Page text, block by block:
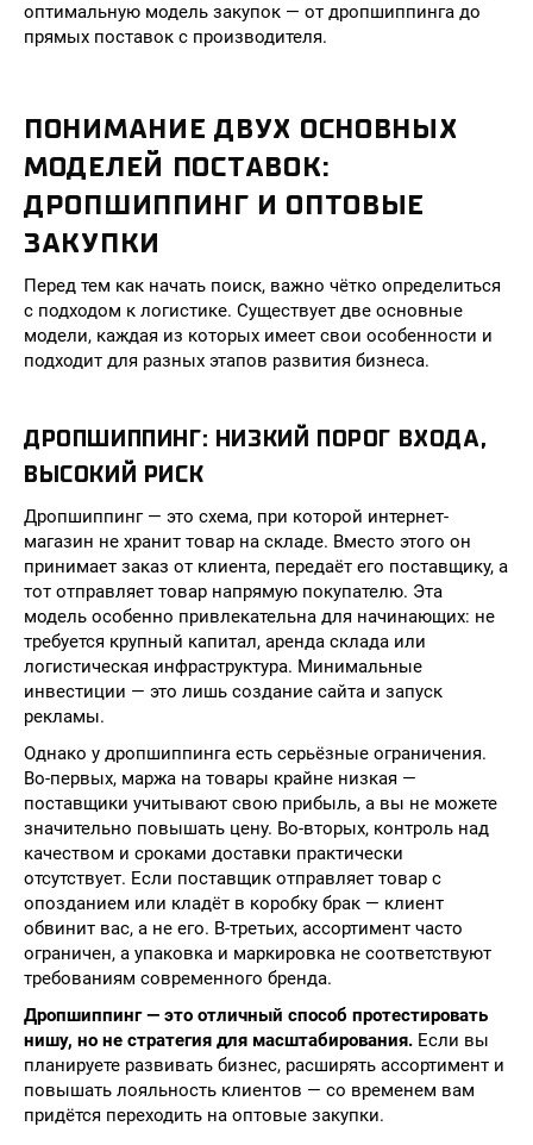
оптимальную модель закупок — от дропшиппинга до
прямых поставок с производителя.
ПОНИМАНИЕ ДВУХ ОСНОВНЫХ
МОДЕЛЕЙ ПОСТАВОК:
ДРОПШИППИНГ И ОПТОВЫЕ
ЗАКУПКИ
Перед тем как начать поиск, важно чётко определиться
с подходом к логистике. Существует две основные
модели, каждая из которых имеет свои особенности и
подходит для разных этапов развития бизнеса.
ДРОПШИППИНГ: НИЗКИЙ ПОРОГ ВХОДА,
ВЫСОКИЙ РИСК
Дропшиппинг — это схема, при которой интернет-
магазин не хранит товар на складе. Вместо этого он
принимает заказ от клиента, передаёт его поставщику, а
тот отправляет товар напрямую покупателю. Эта
модель особенно привлекательна для начинающих: не
требуется крупный капитал, аренда склада или
логистическая инфраструктура. Минимальные
инвестиции — это лишь создание сайта и запуск
рекламы.
Однако у дропшиппинга есть серьёзные ограничения.
Во-первых, маржа на товары крайне низкая —
поставщики учитывают свою прибыль, а вы не можете
значительно повышать цену. Во-вторых, контроль над
качеством и сроками доставки практически
отсутствует. Если поставщик отправляет товар с
опозданием или кладёт в коробку брак — клиент
обвинит вас, а не его. В-третьих, ассортимент часто
ограничен, а упаковка и маркировка не соответствуют
требованиям современного бренда.
Дропшиппинг — это отличный способ протестировать
нишу, но не стратегия для масштабирования. Если вы
планируете развивать бизнес, расширять ассортимент и
повышать лояльность клиентов — со временем вам
придётся переходить на оптовые закупки.